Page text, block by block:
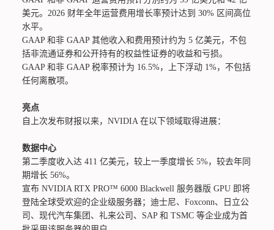
美元。2026 财年全年运营费用增长率预计达到 30% 区间高位
水平。
GAAP 和非 GAAP 其他收入和费用预计约为 5 亿美元，不包
括非流通证券和公开持有的权益性证券的收益和亏损。
GAAP 和非 GAAP 税率预计为 16.5%，上下浮动 1%，不包括
任何离散项。
亮点
自上次发布财报以来，NVIDIA 在以下领域取得进展：
数据中心
第二季度收入达 411 亿美元，较上一季度增长 5%，较去年同
期增长 56%。
宣布 NVIDIA RTX PRO™ 6000 Blackwell 服务器版 GPU 即将
登陆全球受欢迎的企业级服务器；迪士尼、Foxconn、日立公
司、现代汽车集团、礼来公司、SAP 和 TSMC 等企业成为首